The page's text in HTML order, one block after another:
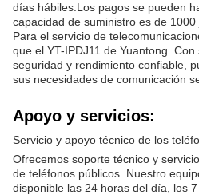
días hábiles.Los pagos se pueden
capacidad de suministro es de 1000
Para el servicio de
que el YT-IPDJ11 de Yuantong.
seguridad y rendimiento confiable,
sus necesidades de comunicación
Apoyo y servicios:
Servicio y apoyo técnico de los
Ofrecemos soporte técnico y
de teléfonos públicos. Nuestro
disponible las 24 horas del día, los